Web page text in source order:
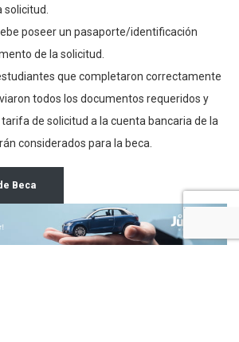
solicitud.
poseer un pasaporte/identificación
de la solicitud.
que completaron correctamente
todos los documentos requeridos y
de solicitud a la cuenta bancaria de la
considerados para la beca.
Beca